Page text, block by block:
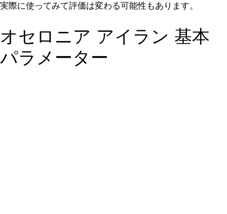
実際に使ってみて評価は変わる可能性もあります。
オセロニア アイラン 基本
パラメーター